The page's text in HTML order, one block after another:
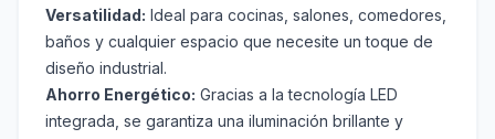
Versatilidad: Ideal para cocinas, salones, comedores,
baños y cualquier espacio que necesite un toque de
diseño industrial.
Ahorro Energético: Gracias a la tecnología LED
integrada, se garantiza una iluminación brillante y